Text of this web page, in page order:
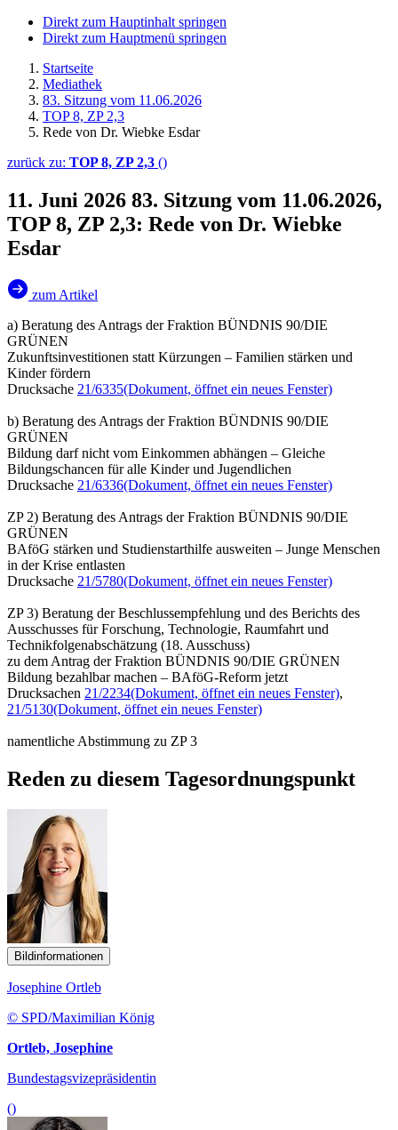
Direkt zum Hauptinhalt springen
Direkt zum Hauptmenü springen
Startseite
Mediathek
83. Sitzung vom 11.06.2026
TOP 8, ZP 2,3
Rede von Dr. Wiebke Esdar
zurück zu: TOP 8, ZP 2,3 ()
11. Juni 2026 83. Sitzung vom 11.06.2026,
TOP 8, ZP 2,3: Rede von Dr. Wiebke
Esdar
zum Artikel
a) Beratung des Antrags der Fraktion BÜNDNIS 90/DIE
GRÜNEN
Zukunftsinvestitionen statt Kürzungen – Familien stärken und
Kinder fördern
Drucksache 21/6335(Dokument, öffnet ein neues Fenster)
b) Beratung des Antrags der Fraktion BÜNDNIS 90/DIE
GRÜNEN
Bildung darf nicht vom Einkommen abhängen – Gleiche
Bildungschancen für alle Kinder und Jugendlichen
Drucksache 21/6336(Dokument, öffnet ein neues Fenster)
ZP 2) Beratung des Antrags der Fraktion BÜNDNIS 90/DIE
GRÜNEN
BAföG stärken und Studienstarthilfe ausweiten – Junge Menschen
in der Krise entlasten
Drucksache 21/5780(Dokument, öffnet ein neues Fenster)
ZP 3) Beratung der Beschlussempfehlung und des Berichts des
Ausschusses für Forschung, Technologie, Raumfahrt und
Technikfolgenabschätzung (18. Ausschuss)
zu dem Antrag der Fraktion BÜNDNIS 90/DIE GRÜNEN
Bildung bezahlbar machen – BAföG-Reform jetzt
Drucksachen 21/2234(Dokument, öffnet ein neues Fenster),
21/5130(Dokument, öffnet ein neues Fenster)
namentliche Abstimmung zu ZP 3
Reden zu diesem Tagesordnungspunkt
Bildinformationen
Josephine Ortleb
© SPD/Maximilian König
Ortleb, Josephine
Bundestagsvizepräsidentin
()